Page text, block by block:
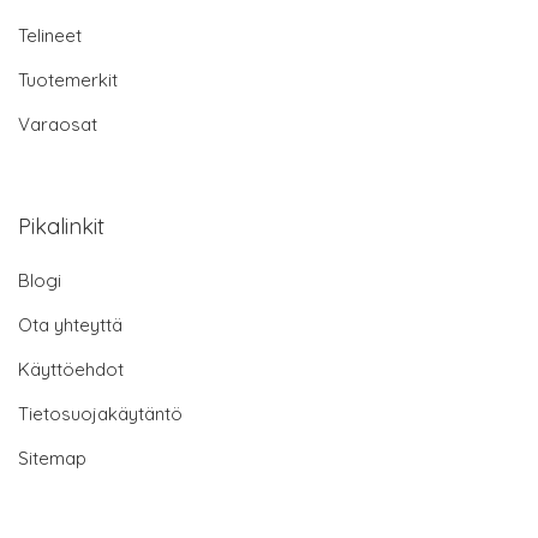
Telineet
Tuotemerkit
Varaosat
Pikalinkit
Blogi
Ota yhteyttä
Käyttöehdot
Tietosuojakäytäntö
Sitemap